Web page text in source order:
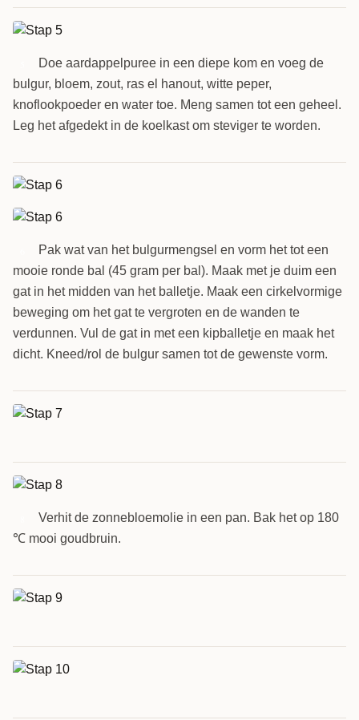
Doe aardappelpuree in een diepe kom en voeg de
bulgur, bloem, zout, ras el hanout, witte peper,
knoflookpoeder en water toe. Meng samen tot een geheel.
Leg het afgedekt in de koelkast om steviger te worden.
Pak wat van het bulgurmengsel en vorm het tot een
mooie ronde bal (45 gram per bal). Maak met je duim een
gat in het midden van het balletje. Maak een cirkelvormige
beweging om het gat te vergroten en de wanden te
verdunnen. Vul de gat in met een kipballetje en maak het
dicht. Kneed/rol de bulgur samen tot de gewenste vorm.
Verhit de zonnebloemolie in een pan. Bak het op 180
℃ mooi goudbruin.